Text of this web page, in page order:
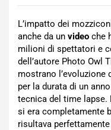
L’impatto dei
anche da un video che
milioni di spettatori e
dell’autore Photo Owl
mostrano l’evoluzione
per la durata di un
tecnica del time
si era completamente
risultava